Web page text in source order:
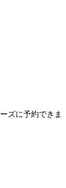
ズに予約できま